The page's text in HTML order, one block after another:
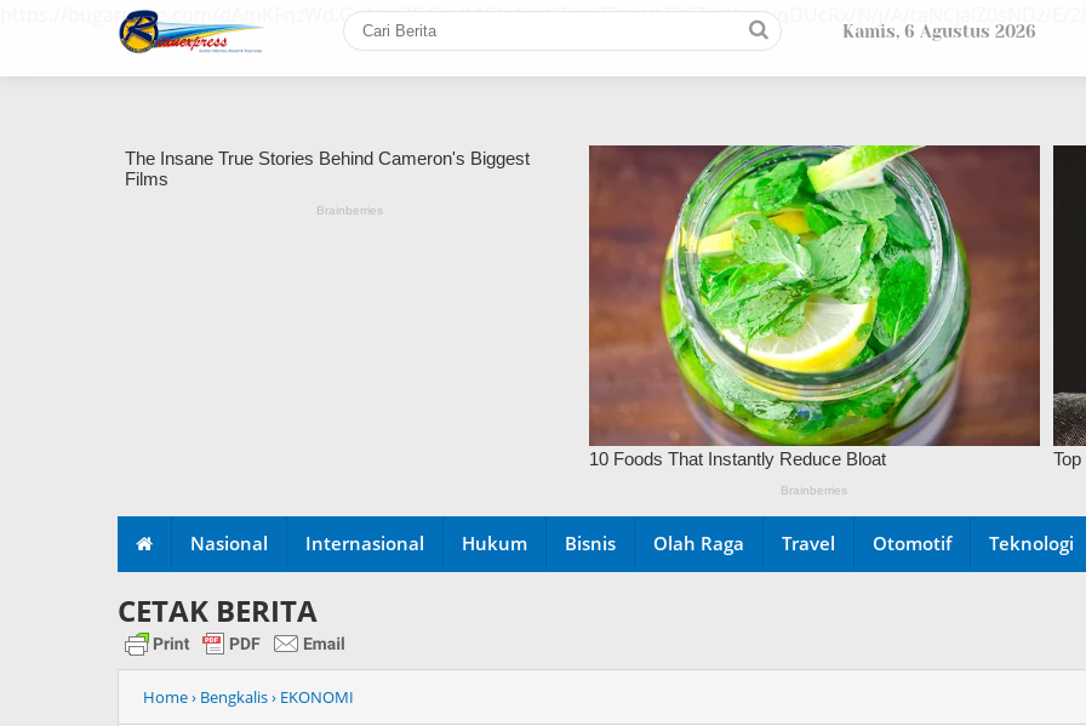
https://bugaruche.com/dAmKFnzWd.GoNiv-ZDGvUM/DeFm/9EupZZUsl/kFPSTuY/ywNqDUcRx/N/j/A/taNCjaIZ0sNDz/E/
Kamis, 6 Agustus 2026
Nasional Internasional Hukum Bisnis Olah Raga Travel Otomotif Teknologi
CETAK BERITA
Home› Bengkalis› EKONOMI